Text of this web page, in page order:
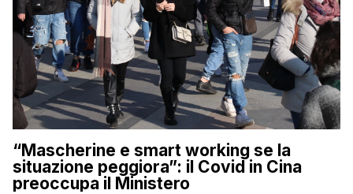
“Mascherine e smart working se la
situazione peggiora”: il Covid in Cina
preoccupa il Ministero